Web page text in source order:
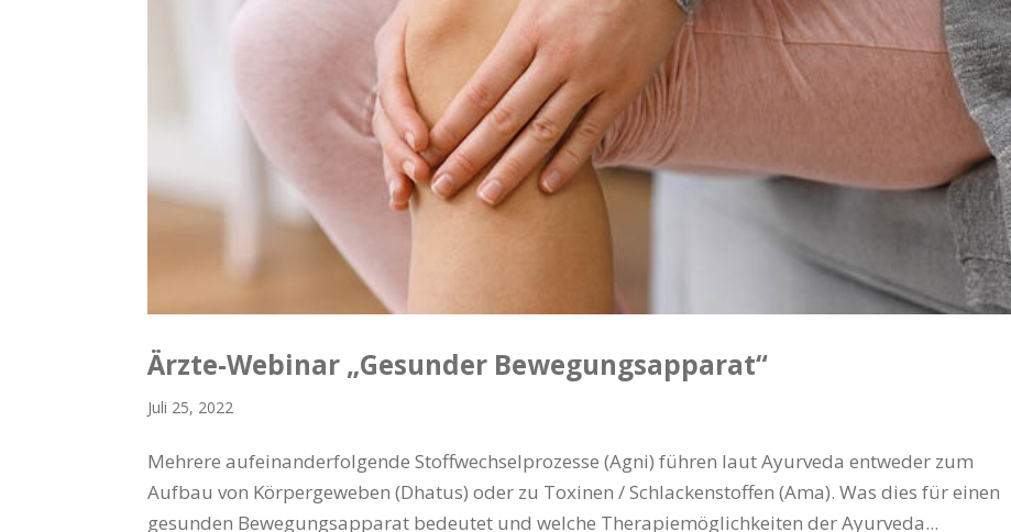
Ärzte-Webinar „Gesunder Bewegungsapparat“
Juli 25, 2022
Mehrere aufeinanderfolgende Stoffwechselprozesse (Agni) führen laut Ayurveda entweder zum
Aufbau von Körpergeweben (Dhatus) oder zu Toxinen / Schlackenstoffen (Ama). Was dies für einen
gesunden Bewegungsapparat bedeutet und welche Therapiemöglichkeiten der Ayurveda...